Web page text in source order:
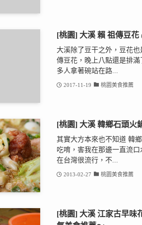
[桃園] 大溪 賴 祖傳豆花
大溪除了豆干之外，豆花
傳豆花，晚上八點還是排
多人拿著碗站在路...
2017-11-19 桃園美食推薦
[桃園] 大溪 韓鄉石頭火
其實大方本來也不知道 韓
吃唷，害我在那邊一直流
在台灣很流行，不...
2013-02-27 桃園美食推薦
[桃園] 大溪 江家古早味